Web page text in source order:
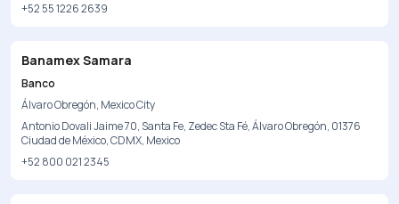
+52 55 1226 2639
Banamex Samara
Banco
Álvaro Obregón, Mexico City
Antonio Dovali Jaime 70, Santa Fe, Zedec Sta Fé, Álvaro Obregón, 01376
Ciudad de México, CDMX, Mexico
+52 800 021 2345